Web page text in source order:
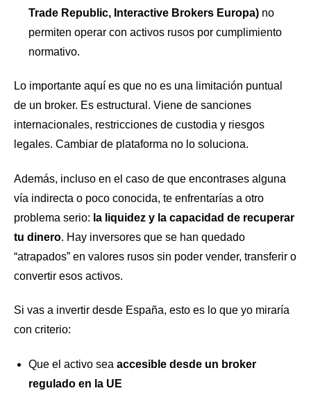
Trade Republic, Interactive Brokers Europa)no
permiten operar con activos rusos por cumplimiento
normativo.
Lo importante aquí es que no es una limitación puntual
de un broker. Es estructural. Viene de sanciones
internacionales, restricciones de custodia y riesgos
legales. Cambiar de plataforma no lo soluciona.
Además, incluso en el caso de que encontrases alguna
vía indirecta o poco conocida, te enfrentarías a otro
problema serio: la liquidez y la capacidad de recuperar
tu dinero. Hay inversores que se han quedado
“atrapados” en valores rusos sin poder vender, transferir o
convertir esos activos.
Si vas a invertir desde España, esto es lo que yo miraría
con criterio:
Que el activo sea accesible desde un broker
regulado en la UE